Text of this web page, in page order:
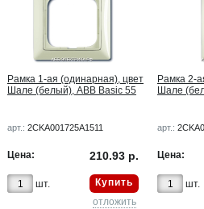
Рамка 1-ая (одинарная), цвет
Шале (белый), ABB Basic 55
арт.: 2CKA001725A1511
Цена: 210.93 р.
шт.
Купить
отложить
Рамка 2-
Шале
арт.:
Цена:
шт.